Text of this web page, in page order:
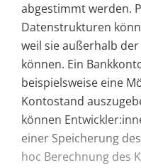
abgestimmt werden.
Datenstrukturen
weil sie außerhalb
können. Ein
beispielsweise eine
Kontostand
können
einer Speicherung
hoc Berechnung des